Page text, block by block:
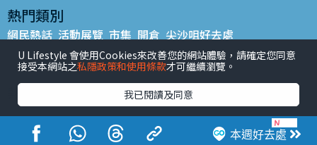
本週好去處
熱門類別
網民熱話 活動展覽 市集 開倉 尖沙咀好去處
銅鑼灣好去處 元朗好去處 荃灣好去處 旺角好去處 社會
餐廳情報 戶外郊遊
熱門標籤
#UGO搵好去處 #人氣活動推介 #美食社群熱話
#親子玩樂好去處
#ULifestyle應用程式
#限時搶
U Lifestyle 會使用Cookies來改善您的網站體驗，請確定您同意
接受本網站之私隱政策和使用條款才可繼續瀏覽。
我已閱讀及同意